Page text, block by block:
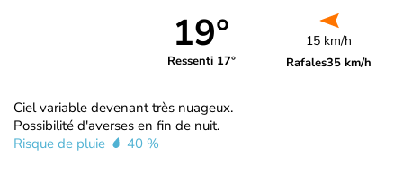
19°
Ressenti 17°
15 km/h
Rafales35 km/h
Ciel variable devenant très nuageux.
Possibilité d'averses en fin de nuit.
Risque de pluie
40 %